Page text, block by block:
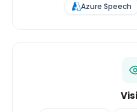
Azure Speech